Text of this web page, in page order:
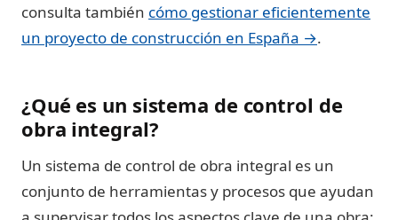
consulta también cómo gestionar eficientemente
un proyecto de construcción en España →.
¿Qué es un sistema de control de
obra integral?
Un sistema de control de obra integral es un
conjunto de herramientas y procesos que ayudan